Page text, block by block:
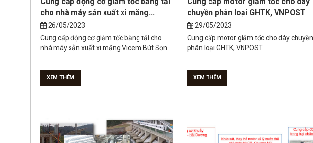
cho nhà máy sản xuất xi măng...
26/05/2023
Cung cấp động cơ giảm tốc băng tải cho
nhà máy sản xuất xi măng Vicem Bút Sơn
XEM THÊM
chuyền phân loại GHTK, VNPOST
29/05/2023
Cung cấp motor giảm tốc cho dây chuyền
phân loại GHTK, VNPOST
XEM THÊM